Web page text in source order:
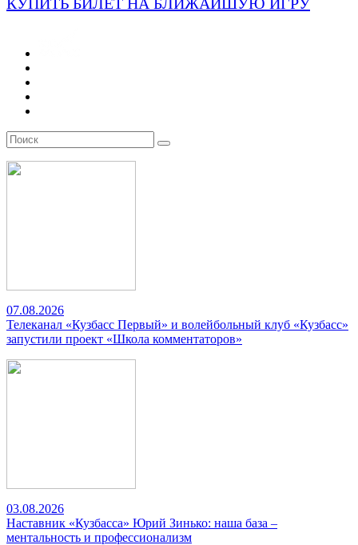
07.08.2026
Телеканал «Кузбасс Первый» и волейбольный клуб «Кузбасс»
запустили проект «Школа комментаторов»
03.08.2026
Наставник «Кузбасса» Юрий Зинько: наша база –
ментальность и профессионализм